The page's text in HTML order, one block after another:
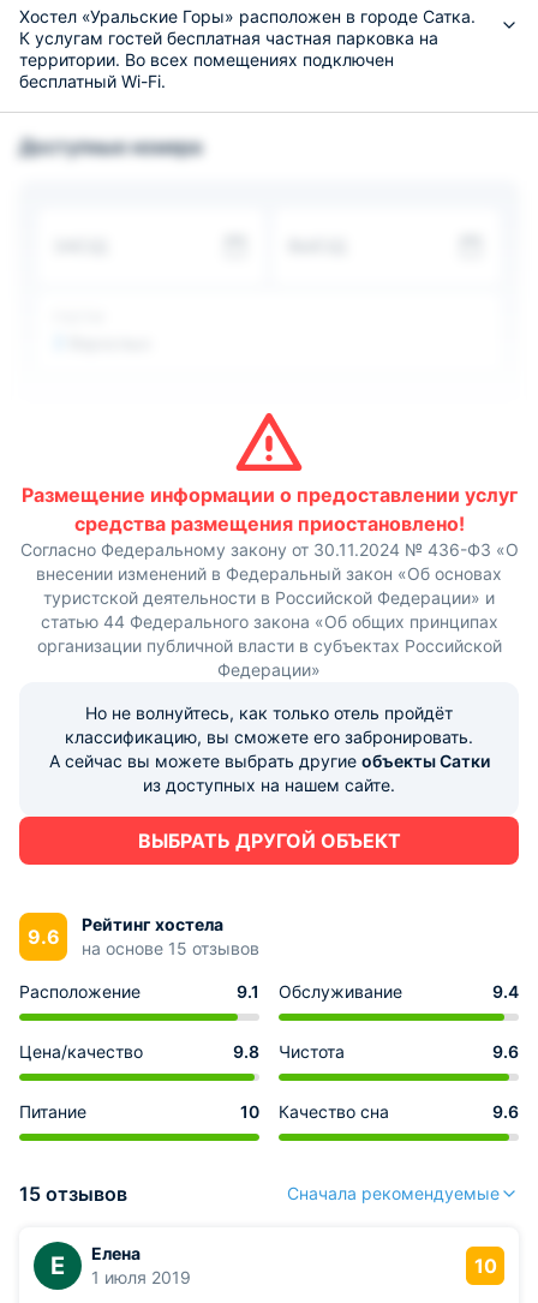
Хостел «Уральские Горы» расположен в городе Сатка.
К услугам гостей бесплатная частная парковка на
территории. Во всех помещениях подключен
бесплатный Wi-Fi.
ванная комната.
Доступные номера
Размещение информации о предоставлении услуг
средства размещения приостановлено!
Согласно Федеральному закону от 30.11.2024 № 436-ФЗ «О
внесении изменений в Федеральный закон «Об основах
туристской деятельности в Российской Федерации» и
статью 44 Федерального закона «Об общих принципах
организации публичной власти в субъектах Российской
Федерации»
Но не волнуйтесь, как только отель пройдёт
классификацию, вы сможете его забронировать.
А сейчас вы можете выбрать другие объекты Сатки
из доступных на нашем сайте.
ВЫБРАТЬ ДРУГОЙ ОБЪЕКТ
9.6
Рейтинг хостела
на основе 15 отзывов
Расположение 9.1 Обслуживание 9.4
Цена/качество 9.8 Чистота 9.6
Питание 10 Качество сна 9.6
15 отзывов Сначала рекомендуемые
Е
Елена
1 июля 2019
10